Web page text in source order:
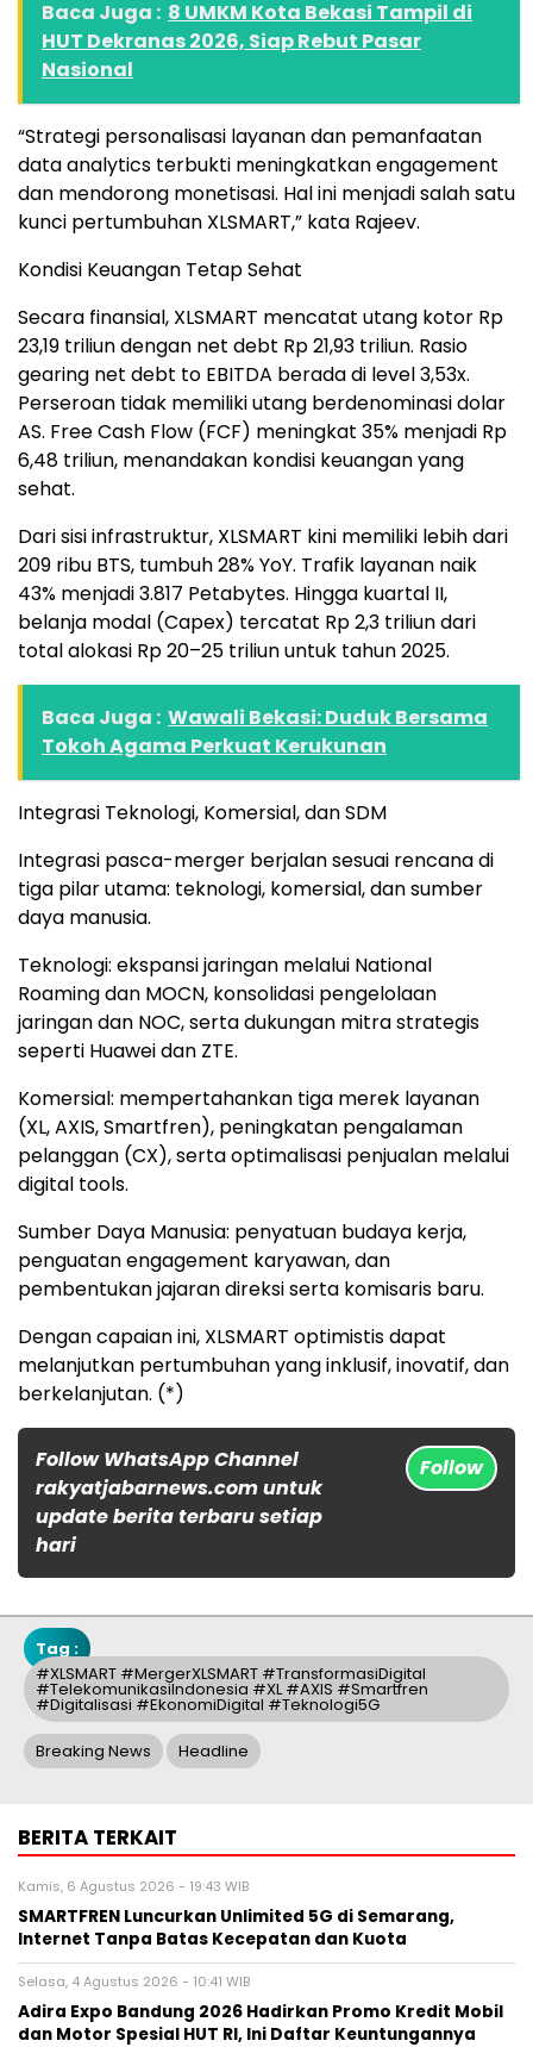
Baca Juga : 8 UMKM Kota Bekasi Tampil di
HUT Dekranas 2026, Siap Rebut Pasar
Nasional
“Strategi personalisasi layanan dan pemanfaatan
data analytics terbukti meningkatkan engagement
dan mendorong monetisasi. Hal ini menjadi salah satu
kunci pertumbuhan XLSMART,” kata Rajeev.
Kondisi Keuangan Tetap Sehat
Secara finansial, XLSMART mencatat utang kotor Rp
23,19 triliun dengan net debt Rp 21,93 triliun. Rasio
gearing net debt to EBITDA berada di level 3,53x.
Perseroan tidak memiliki utang berdenominasi dolar
AS. Free Cash Flow (FCF) meningkat 35% menjadi Rp
6,48 triliun, menandakan kondisi keuangan yang
sehat.
Dari sisi infrastruktur, XLSMART kini memiliki lebih dari
209 ribu BTS, tumbuh 28% YoY. Trafik layanan naik
43% menjadi 3.817 Petabytes. Hingga kuartal II,
belanja modal (Capex) tercatat Rp 2,3 triliun dari
total alokasi Rp 20–25 triliun untuk tahun 2025.
Baca Juga : Wawali Bekasi: Duduk Bersama
Tokoh Agama Perkuat Kerukunan
Integrasi Teknologi, Komersial, dan SDM
Integrasi pasca-merger berjalan sesuai rencana di
tiga pilar utama: teknologi, komersial, dan sumber
daya manusia.
Teknologi: ekspansi jaringan melalui National
Roaming dan MOCN, konsolidasi pengelolaan
jaringan dan NOC, serta dukungan mitra strategis
seperti Huawei dan ZTE.
Komersial: mempertahankan tiga merek layanan
(XL, AXIS, Smartfren), peningkatan pengalaman
pelanggan (CX), serta optimalisasi penjualan melalui
digital tools.
Sumber Daya Manusia: penyatuan budaya kerja,
penguatan engagement karyawan, dan
pembentukan jajaran direksi serta komisaris baru.
Dengan capaian ini, XLSMART optimistis dapat
melanjutkan pertumbuhan yang inklusif, inovatif, dan
berkelanjutan. (*)
Follow WhatsApp Channel
rakyatjabarnews.com untuk
update berita terbaru setiap
hari
Follow
Tag :
#XLSMART #MergerXLSMART #TransformasiDigital
#TelekomunikasiIndonesia #XL #AXIS #Smartfren
#Digitalisasi #EkonomiDigital #Teknologi5G
Breaking News Headline
BERITA TERKAIT
Kamis, 6 Agustus 2026 - 19:43 WIB
SMARTFREN Luncurkan Unlimited 5G di Semarang,
Internet Tanpa Batas Kecepatan dan Kuota
Selasa, 4 Agustus 2026 - 10:41 WIB
Adira Expo Bandung 2026 Hadirkan Promo Kredit Mobil
dan Motor Spesial HUT RI, Ini Daftar Keuntungannya